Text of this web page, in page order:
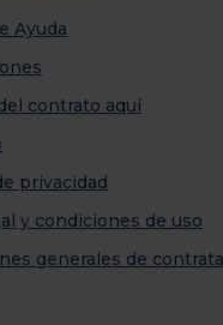
Ayuda
contrato aquí
privacidad
y condiciones de uso
generales de